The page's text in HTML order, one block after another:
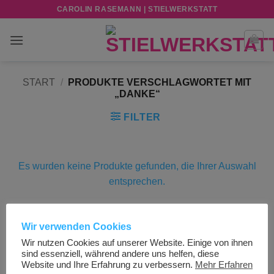
springen
CAROLIN RASEMANN | STIELWERKSTATT
START /
PRODUKTE VERSCHLAGWORTET MIT
„DANKE“
FILTER
Es wurden keine Produkte gefunden, die Ihrer Auswahl
entsprechen.
Visa PayPal
On
Delivery
AGB UND KUNDENINFORMATIONEN
IMPRESSUM
DATENSCHUTZERKLÄRUNG
Wir verwenden Cookies
Wir nutzen Cookies auf unserer Website. Einige von ihnen
sind essenziell, während andere uns helfen, diese
Website und Ihre Erfahrung zu verbessern. Mehr Erfahren